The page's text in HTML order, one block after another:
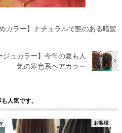
カラー】ナチュラルで艶のある暗髪
ジュカラー】今年の夏も人
気の寒色系ヘアカラー
人気です。
お客様